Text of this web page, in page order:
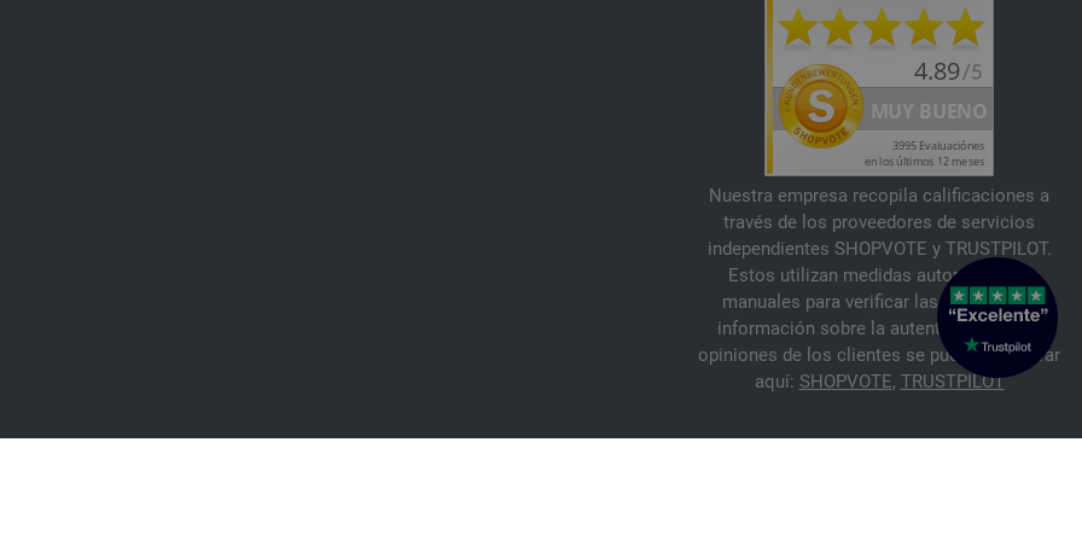
Nuestra empresa recopila calificaciones a
través de los proveedores de servicios
independientes SHOPVOTE y TRUSTPILOT.
Estos utilizan medidas automáticas y
manuales para verificar las reseñas. La
información sobre la autenticidad de las
opiniones de los clientes se puede encontrar
aquí: SHOPVOTE, TRUSTPILOT